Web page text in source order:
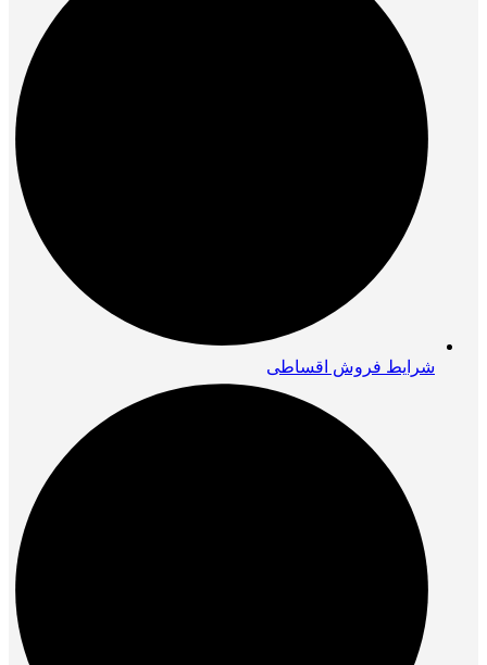
شرایط فروش اقساطی